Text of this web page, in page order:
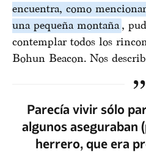
encuentra, como
una pequeña montaña ,
contemplar todos los
Bohun Beacon. Nos
Parecía vivir sólo
algunos aseguraban
herrero, que era